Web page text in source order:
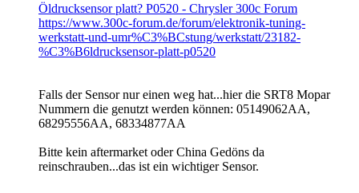
Öldrucksensor platt? P0520 - Chrysler 300c Forum
https://www.300c-forum.de/forum/elektronik-tuning-
werkstatt-und-umr%C3%BCstung/werkstatt/23182-
%C3%B6ldrucksensor-platt-p0520
Falls der Sensor nur einen weg hat...hier die SRT8 Mopar
Nummern die genutzt werden können: 05149062AA,
68295556AA, 68334877AA
Bitte kein aftermarket oder China Gedöns da
reinschrauben...das ist ein wichtiger Sensor.